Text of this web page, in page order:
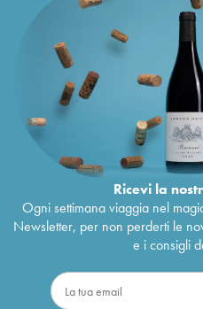
Ricevi la
Ogni settimana viaggia nel
Newsletter, per non perderti le
e i consigli